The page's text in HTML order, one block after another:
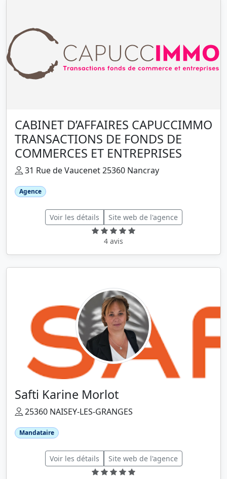
CABINET D’AFFAIRES CAPUCCIMMO
TRANSACTIONS DE FONDS DE
COMMERCES ET ENTREPRISES
31 Rue de Vaucenet 25360 Nancray
Agence
Voir les détails Site web de l'agence
4 avis
Safti Karine Morlot
25360 NAISEY-LES-GRANGES
Mandataire
Voir les détails Site web de l'agence